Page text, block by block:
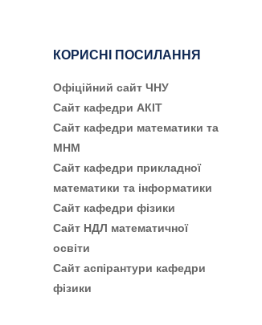
КОРИСНІ ПОСИЛАННЯ
Офіційний сайт ЧНУ
Сайт кафедри АКІТ
Сайт кафедри математики та
МНМ
Сайт кафедри прикладної
математики та інформатики
Сайт кафедри фізики
Сайт НДЛ математичної
освіти
Сайт аспірантури кафедри
фізики